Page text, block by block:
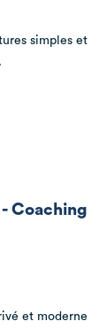
simples et
Coaching
et moderne